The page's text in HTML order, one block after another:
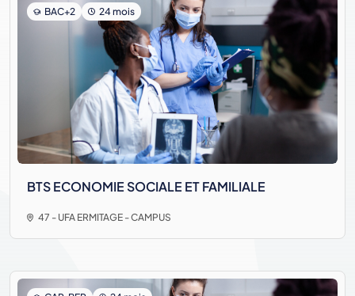
BAC+2 24 mois
BTS ECONOMIE SOCIALE ET FAMILIALE
47 - UFA ERMITAGE - CAMPUS